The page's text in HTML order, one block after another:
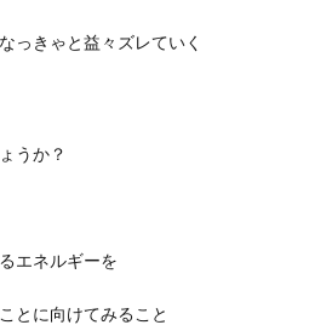
っきゃと益々ズレていく
うか？
エネルギーを
とに向けてみること